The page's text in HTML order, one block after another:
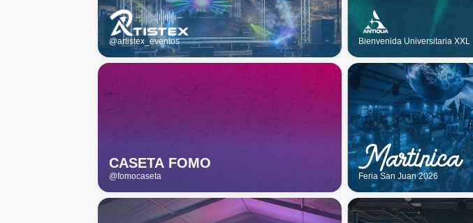
@artistex_eventos Bienvenida Universitaria XXL
CASETA FOMO
@fomocaseta Feria San Juan 2026